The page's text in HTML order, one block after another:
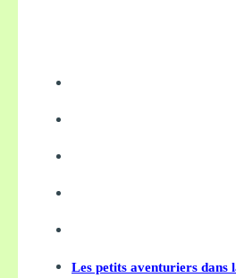
Les petits aventuriers dans